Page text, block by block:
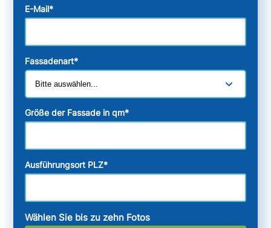
E-Mail*
Fassadenart*
Größe der Fassade in qm*
Ausführungsort PLZ*
Wählen Sie bis zu zehn Fotos